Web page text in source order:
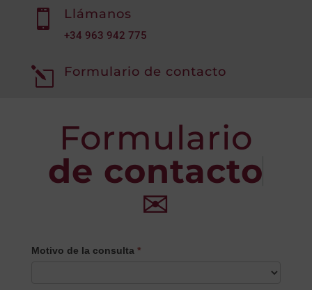
 Llámanos
+34 963 942 775
l Formulario de contacto
Formulario
de contacto
✉
CONTACTO
Motivo de la consulta *